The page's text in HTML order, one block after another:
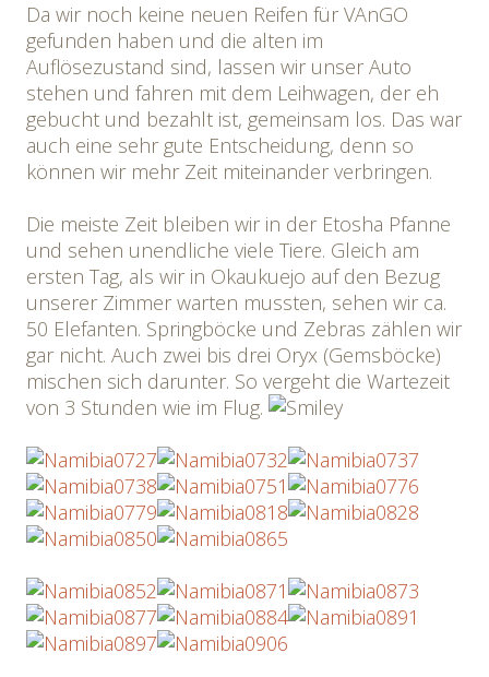
Da wir noch keine neuen Reifen für VAnGO
gefunden haben und die alten im
Auflösezustand sind, lassen wir unser Auto
stehen und fahren mit dem Leihwagen, der eh
gebucht und bezahlt ist, gemeinsam los. Das war
auch eine sehr gute Entscheidung, denn so
können wir mehr Zeit miteinander verbringen.
Die meiste Zeit bleiben wir in der Etosha Pfanne
und sehen unendliche viele Tiere. Gleich am
ersten Tag, als wir in Okaukuejo auf den Bezug
unserer Zimmer warten mussten, sehen wir ca.
50 Elefanten. Springböcke und Zebras zählen wir
gar nicht. Auch zwei bis drei Oryx (Gemsböcke)
mischen sich darunter. So vergeht die Wartezeit
von 3 Stunden wie im Flug.